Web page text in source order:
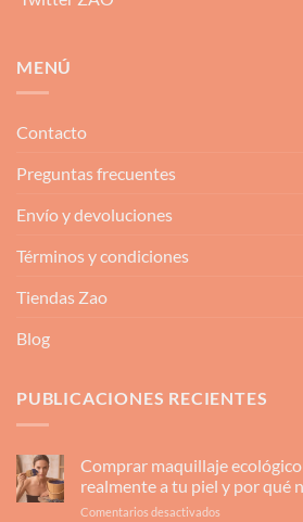
MENÚ
Contacto
Preguntas frecuentes
Envío y devoluciones
Términos y condiciones
Tiendas Zao
Blog
PUBLICACIONES RECIENTES
Comprar maquillaje
realmente a tu piel y por qué
Comentarios desactivados